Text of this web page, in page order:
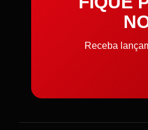
Etiquetas e Embalagens
Extrator
Receba